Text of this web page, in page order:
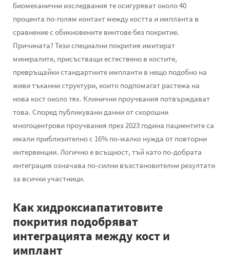
биомеханични изследвания те осигуряват около 40
процента по-голям контакт между костта и импланта в
сравнение с обикновените винтове без покритие.
Причината? Тези специални покрития имитират
минералите, присъстващи естествено в костите,
превръщайки стандартните импланти в нещо подобно на
живи тъканни структури, които подпомагат растежа на
нова кост около тях. Клинични проучвания потвърждават
това. Според публикувани данни от скорошни
многоцентрови проучвания през 2023 година пациентите са
имали приблизително с 16% по-малко нужда от повторни
интервенции. Логично е всъщност, тъй като по-добрата
интеграция означава по-силни възстановителни резултати
за всички участници.
Как хидроксиапатитовите
покрития подобряват
интеграцията между кост и
имплант